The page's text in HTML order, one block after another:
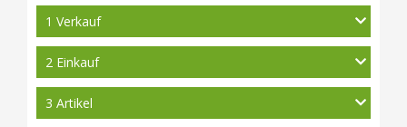
1 Verkauf
2 Einkauf
3 Artikel